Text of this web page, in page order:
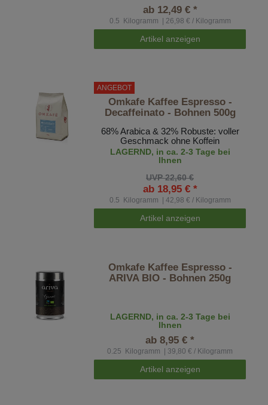
ab 12,49 € *
0.5 Kilogramm | 26,98 € / Kilogramm
Artikel anzeigen
ANGEBOT
Omkafe Kaffee Espresso -
Decaffeinato - Bohnen 500g
68% Arabica & 32% Robuste: voller
Geschmack ohne Koffein
LAGERND, in ca. 2-3 Tage bei
Ihnen
UVP 22,60 €
ab 18,95 € *
0.5 Kilogramm | 42,98 € / Kilogramm
Artikel anzeigen
Omkafe Kaffee Espresso -
ARIVA BIO - Bohnen 250g
LAGERND, in ca. 2-3 Tage bei
Ihnen
ab 8,95 € *
0.25 Kilogramm | 39,80 € / Kilogramm
Artikel anzeigen